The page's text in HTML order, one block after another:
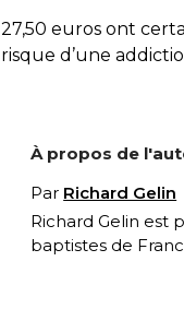
27,50 euros ont
risque d’une
À propos de
Par Richard Gelin
Richard Gelin est
baptistes de